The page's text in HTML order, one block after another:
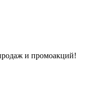
и промоакций!